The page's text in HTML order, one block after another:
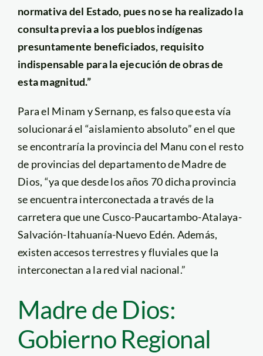
normativa del Estado, pues no se ha realizado la
consulta previa a los pueblos indígenas
presuntamente beneficiados, requisito
indispensable para la ejecución de obras de
esta magnitud.”
Para el Minam y Sernanp, es falso que esta vía
solucionará el “aislamiento absoluto” en el que
se encontraría la provincia del Manu con el resto
de provincias del departamento de Madre de
Dios, “ya que desde los años 70 dicha provincia
se encuentra interconectada a través de la
carretera que une Cusco-Paucartambo-Atalaya-
Salvación-Itahuanía-Nuevo Edén. Además,
existen accesos terrestres y fluviales que la
interconectan a la red vial nacional.”
Madre de Dios:
Gobierno Regional